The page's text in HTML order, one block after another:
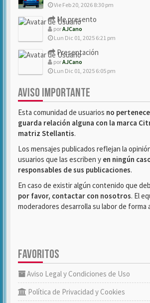
Vie Feb 20, 2026 8:30 pm
Me presento
porAJCano
Lun Dic 01, 2025 6:21 pm
Presentación
porAJCano
Lun Dic 01, 2025 6:05 pm
AVISO IMPORTANTE
Esta comunidad de usuarios no
guarda relación alguna con la marca
matriz Stellantis.
Los mensajes publicados reflejan la
usuarios que las escriben y en ningún
responsables de sus publicaciones.
En caso de existir algún contenido que
por favor, contactar con nosotros. El
moderadores desarrolla su labor de forma
FAVORITOS
Aviso Legal y Condiciones de Uso
Política de Privacidad y Cookies